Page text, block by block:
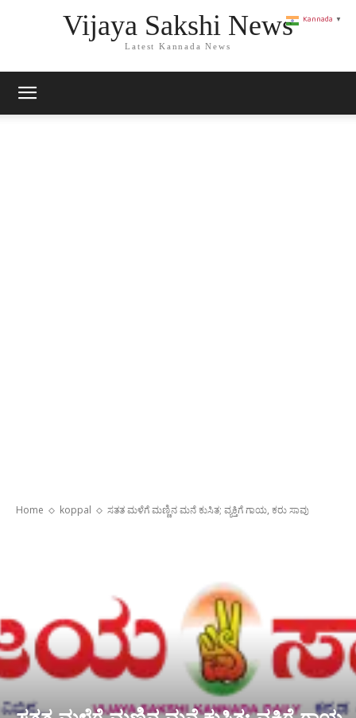
Vijaya Sakshi News
Latest Kannada News
Home koppal ಸತತ ಮಳೆಗೆ ಮಣ್ಣಿನ‌ ಮನೆ ಕುಸಿತ; ವ್ಯಕ್ತಿಗೆ ಗಾಯ, ಕರು ಸಾವು
Kannada ▼